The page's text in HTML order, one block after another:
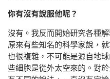
你有沒有說服他呢？
沒有。我反而開始研究各種
原來有些知名的科學家說，
也很複雜，不可能是源自地
些細胞是從外太空來的。對